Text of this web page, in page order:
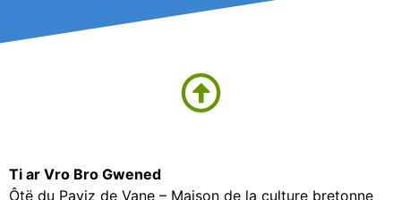
Ti ar Vro Bro Gwened
Ôtë du Payiz de Vane – Maison de la culture bretonne